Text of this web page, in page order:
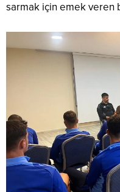
sarmak için emek veren